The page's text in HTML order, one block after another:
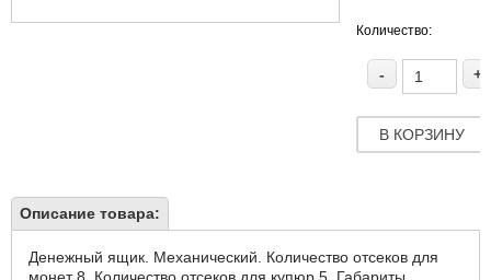
Количество:
+
-
В КОРЗИНУ
Описание товара:
Денежный ящик. Механический. Количество отсеков для